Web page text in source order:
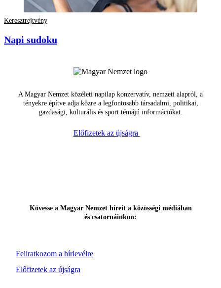
Keresztrejtvény
Napi sudoku
A Magyar Nemzet közéleti napilap konzervatív, nemzeti alapról, a
tényekre építve adja közre a legfontosabb társadalmi, politikai,
gazdasági, kulturális és sport témájú információkat.
Előfizetek az újságra
Feliratkozom a hírlevélre
Kövesse a Magyar Nemzet híreit a közösségi médiában
és csatornáinkon:
Előfizetek az újságra